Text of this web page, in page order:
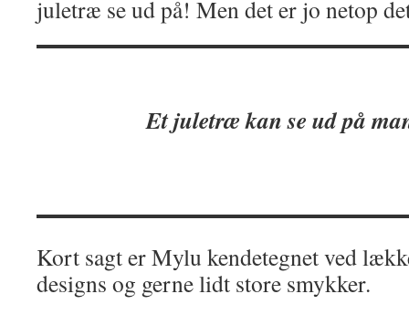
juletræ se ud på! Men det er jo netop
Et juletræ kan se ud på
Kort sagt er Mylu kendetegnet ved
designs og gerne lidt store smykker.